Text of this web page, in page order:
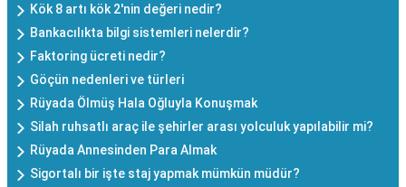
Kök 8 artı kök 2'nin değeri nedir?
Bankacılıkta bilgi sistemleri nelerdir?
Faktoring ücreti nedir?
Göçün nedenleri ve türleri
Rüyada Ölmüş Hala Oğluyla Konuşmak
Silah ruhsatlı araç ile şehirler arası yolculuk yapılabilir mi?
Rüyada Annesinden Para Almak
Sigortalı bir işte staj yapmak mümkün müdür?